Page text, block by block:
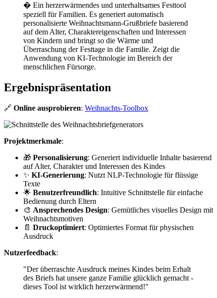
�️ Ein herzerwärmendes und unterhaltsames Festtool
speziell für Familien. Es generiert automatisch
personalisierte Weihnachtsmann-Grußbriefe basierend
auf dem Alter, Charaktereigenschaften und Interessen
von Kindern und bringt so die Wärme und
Überraschung der Festtage in die Familie. Zeigt die
Anwendung von KI-Technologie im Bereich der
menschlichen Fürsorge.
Ergebnispräsentation
🔗 Online ausprobieren: Weihnachts-Toolbox
Projektmerkmale:
🎁 Personalisierung: Generiert individuelle Inhalte basierend
auf Alter, Charakter und Interessen des Kindes
✨ KI-Generierung: Nutzt NLP-Technologie für flüssige
Texte
🌟 Benutzerfreundlich: Intuitive Schnittstelle für einfache
Bedienung durch Eltern
🎨 Ansprechendes Design: Gemütliches visuelles Design mit
Weihnachtsmotiven
📄 Druckoptimiert: Optimiertes Format für physischen
Ausdruck
Nutzerfeedback:
"Der überraschte Ausdruck meines Kindes beim Erhalt
des Briefs hat unsere ganze Familie glücklich gemacht -
dieses Tool ist wirklich herzerwärmend!"